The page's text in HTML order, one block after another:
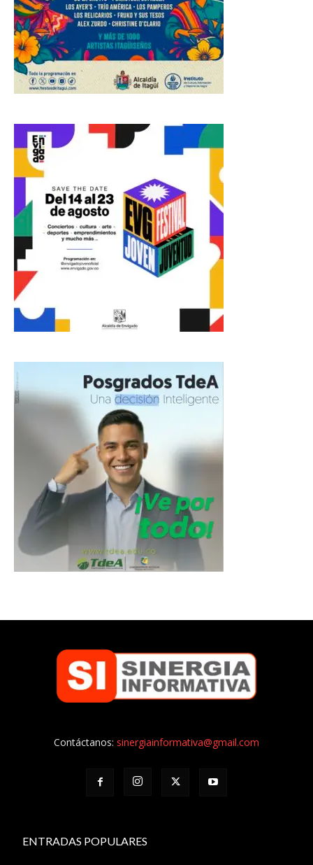
Contáctanos: sinergiainformativa@gmail.com
ENTRADAS POPULARES